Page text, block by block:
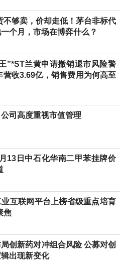
不够卖，价却走低！茅台非标代
个月，市场在博弈什么？
”*ST兰黄申请撤销退市风险警
营收3.69亿，销售费用为何高至
司高度重视市值管理
13日中石化华南二甲苯挂牌价
互联网平台上榜省级重点培育
焦
创新药对冲组合风险 公募对创
出现新变化